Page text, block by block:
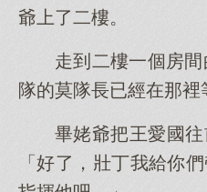
爺上了二樓。
走到二樓一個房
隊的莫隊長已經在那裡
畢姥爺把王愛國往
「好了，壯丁我給你